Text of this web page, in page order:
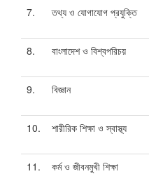
7.
তথ্য ও যোগাযোগ প্রযুক্তি
8.
বাংলাদেশ ও বিশ্বপরিচয়
9.
বিজ্ঞান
10.
শারীরিক শিক্ষা ও স্বাস্থ্য
11.
কর্ম ও জীবনমুখী শিক্ষা